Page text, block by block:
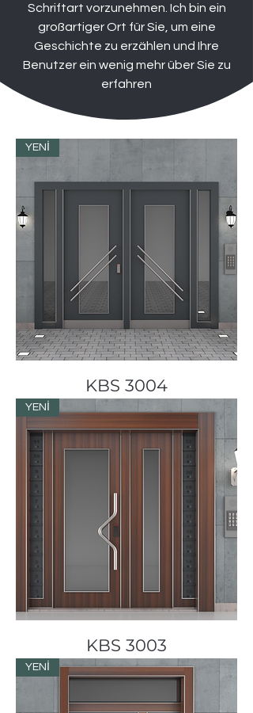
Schriftart vorzunehmen. Ich bin ein
großartiger Ort für Sie, um eine
Geschichte zu erzählen und Ihre
Benutzer ein wenig mehr über Sie zu
erfahren
YENİ
KBS 3004
YENİ
KBS 3003
YENİ